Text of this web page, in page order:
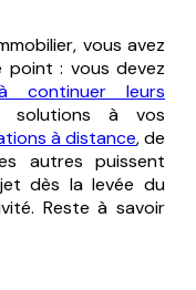
vous avez
point : vous devez
continuer leurs
à vos
à distance, de
autres puissent
dès la levée du
Reste à savoir